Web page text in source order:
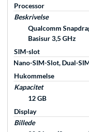
Processor
Beskrivelse
Qualcomm
Basisur 3,5 GHz
SIM-slot
Nano-SIM-Slot, Dual-
Hukommelse
Kapacitet
12 GB
Display
Billede